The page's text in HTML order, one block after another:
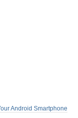
Android Smartphone